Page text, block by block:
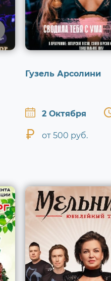
Гузель Арсолини
2 Октября
от 500 руб.